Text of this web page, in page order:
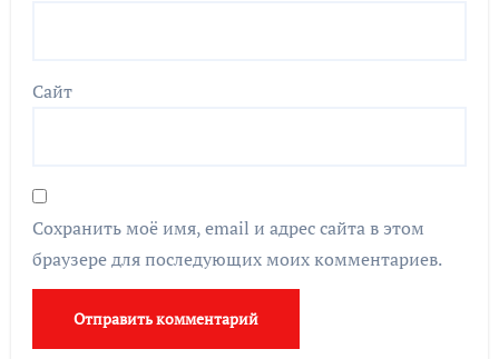
Сайт
Сохранить моё имя, email и адрес сайта в этом
браузере для последующих моих комментариев.